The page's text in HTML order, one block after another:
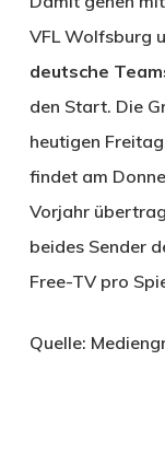
VFL Wolfsburg
deutsche
den Start. Die
heutigen
findet am
Vorjahr
beides Sender
Free-TV pro
Quelle: